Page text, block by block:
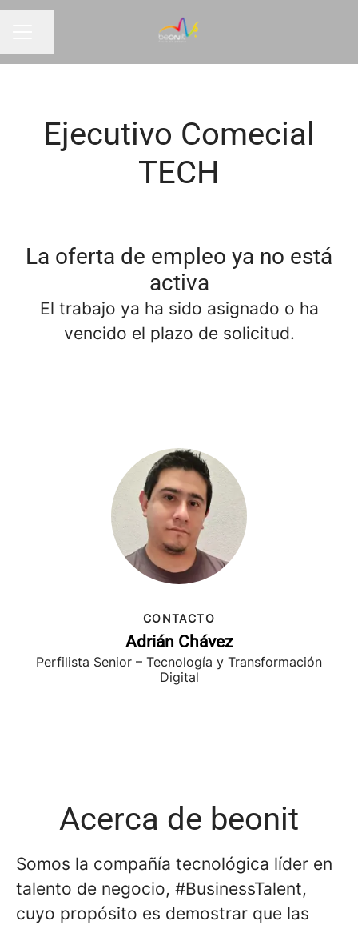
Ejecutivo Comecial
TECH
La oferta de empleo ya no está
activa
El trabajo ya ha sido asignado o ha
vencido el plazo de solicitud.
CONTACTO
Adrián Chávez
Perfilista Senior – Tecnología y Transformación
Digital
Acerca de beonit
Somos la compañía tecnológica líder en
talento de negocio, #BusinessTalent,
cuyo propósito es demostrar que las